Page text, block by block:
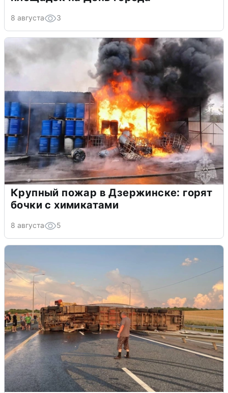
8 августа 3
Крупный пожар в Дзержинске: горят
бочки с химикатами
8 августа 5